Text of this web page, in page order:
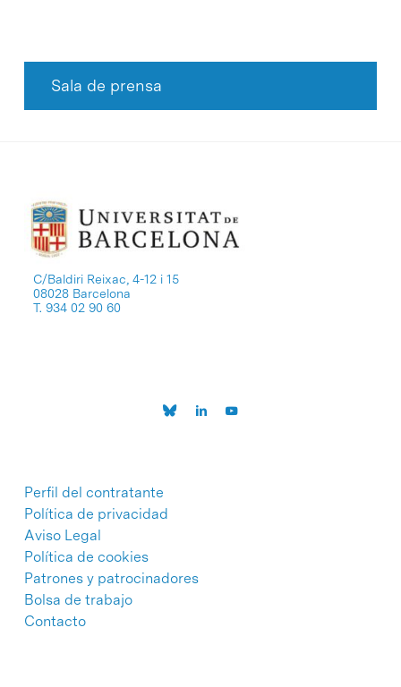
Sala de prensa
C/Baldiri Reixac, 4-12 i 15
08028 Barcelona
T. 934 02 90 60
Perfil del contratante
Política de privacidad
Aviso Legal
Política de cookies
Patrones y patrocinadores
Bolsa de trabajo
Contacto